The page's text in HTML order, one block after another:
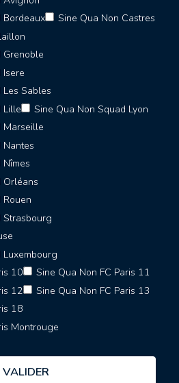
Bordeaux
Sine Qua Non Castres
Grenoble
Isere
Sables
Lille
Sine Qua Non Squad Lyon
Marseille
Nantes
Orléans
Strasbourg
10
Sine Qua Non FC Paris 11
12
Sine Qua Non FC Paris 13
18
Montrouge